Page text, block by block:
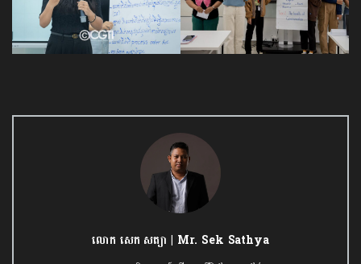
លោក សេក សត្យា | Mr. Sek Sathya